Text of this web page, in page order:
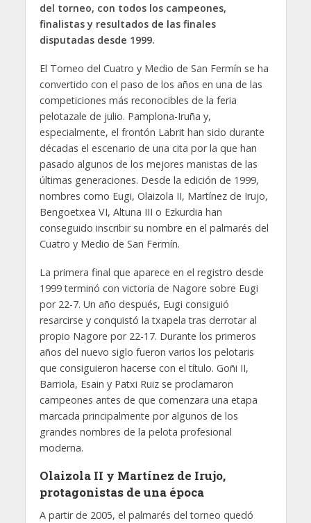
del torneo, con todos los campeones,
finalistas y resultados de las finales
disputadas desde 1999.
El Torneo del Cuatro y Medio de San Fermín se ha
convertido con el paso de los años en una de las
competiciones más reconocibles de la feria
pelotazale de julio. Pamplona-Iruña y,
especialmente, el frontón Labrit han sido durante
décadas el escenario de una cita por la que han
pasado algunos de los mejores manistas de las
últimas generaciones. Desde la edición de 1999,
nombres como Eugi, Olaizola II, Martínez de Irujo,
Bengoetxea VI, Altuna III o Ezkurdia han
conseguido inscribir su nombre en el palmarés del
Cuatro y Medio de San Fermín.
La primera final que aparece en el registro desde
1999 terminó con victoria de Nagore sobre Eugi
por 22-7. Un año después, Eugi consiguió
resarcirse y conquistó la txapela tras derrotar al
propio Nagore por 22-17. Durante los primeros
años del nuevo siglo fueron varios los pelotaris
que consiguieron hacerse con el título. Goñi II,
Barriola, Esain y Patxi Ruiz se proclamaron
campeones antes de que comenzara una etapa
marcada principalmente por algunos de los
grandes nombres de la pelota profesional
moderna.
Olaizola II y Martínez de Irujo,
protagonistas de una época
A partir de 2005, el palmarés del torneo quedó